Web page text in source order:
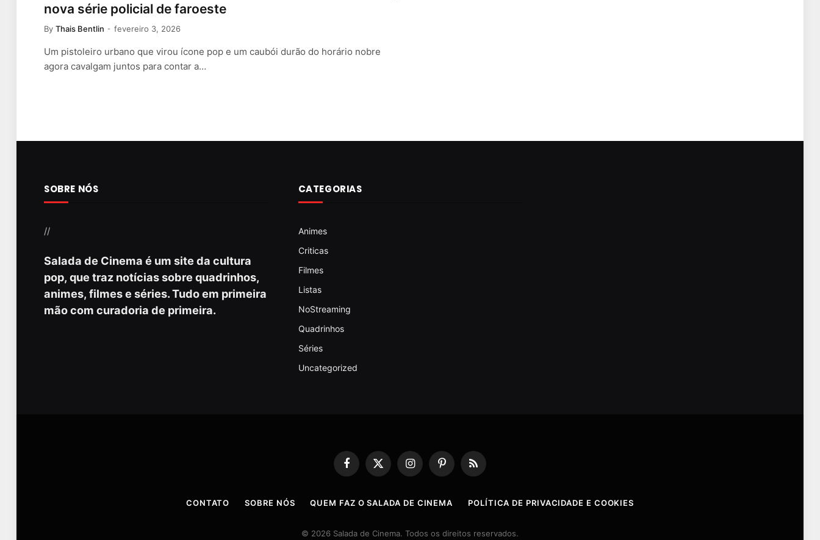
nova série policial de faroeste
By Thais Bentlin fevereiro 3, 2026
Um pistoleiro urbano que virou ícone pop e um caubói durão do horário nobre
agora cavalgam juntos para contar a…
SOBRE NÓS
//
Salada de Cinema é um site da cultura
pop, que traz notícias sobre quadrinhos,
animes, filmes e séries. Tudo em primeira
mão com curadoria de primeira.
CATEGORIAS
Animes
Criticas
Filmes
Listas
NoStreaming
Quadrinhos
Séries
Uncategorized
Facebook
X
(Twitter)
InstagramPinterestRSS
CONTATO SOBRE NÓS QUEM FAZ O SALADA DE CINEMA POLÍTICA DE PRIVACIDADE E COOKIES
© 2026 Salada de Cinema. Todos os direitos reservados.